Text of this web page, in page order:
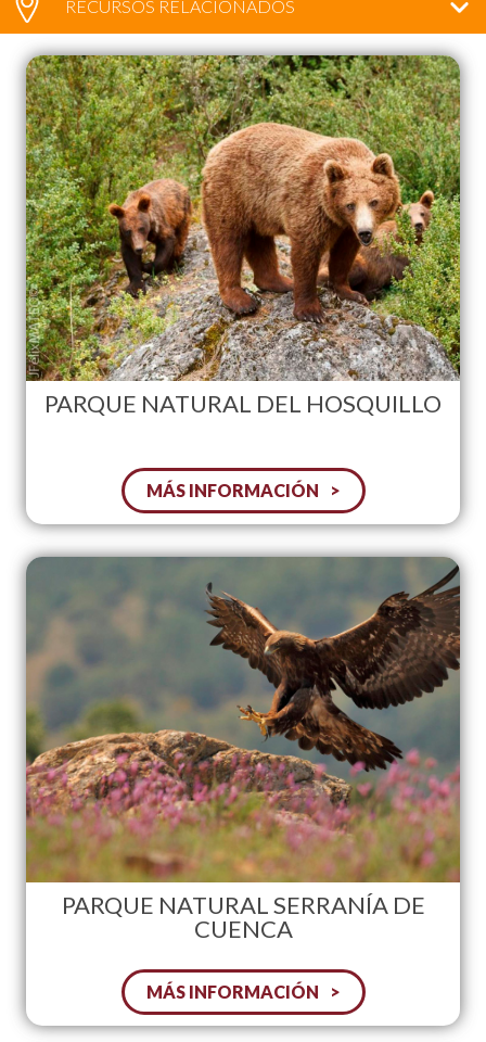
RECURSOS RELACIONADOS
PARQUE NATURAL DEL HOSQUILLO
MÁS INFORMACIÓN
PARQUE NATURAL SERRANÍA DE
CUENCA
MÁS INFORMACIÓN